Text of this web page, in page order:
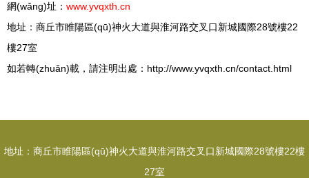
網(wǎng)址： www.yvqxth.cn
地址：商丘市睢陽區(qū)神火大道與淮河路交叉口新城國際28號樓22
樓27室
如若轉(zhuǎn)載，請注明出處：http://www.yvqxth.cn/contact.html
地址：商丘市睢陽區(qū)神火大道與淮河路交叉口新城國際28號樓22樓
27室